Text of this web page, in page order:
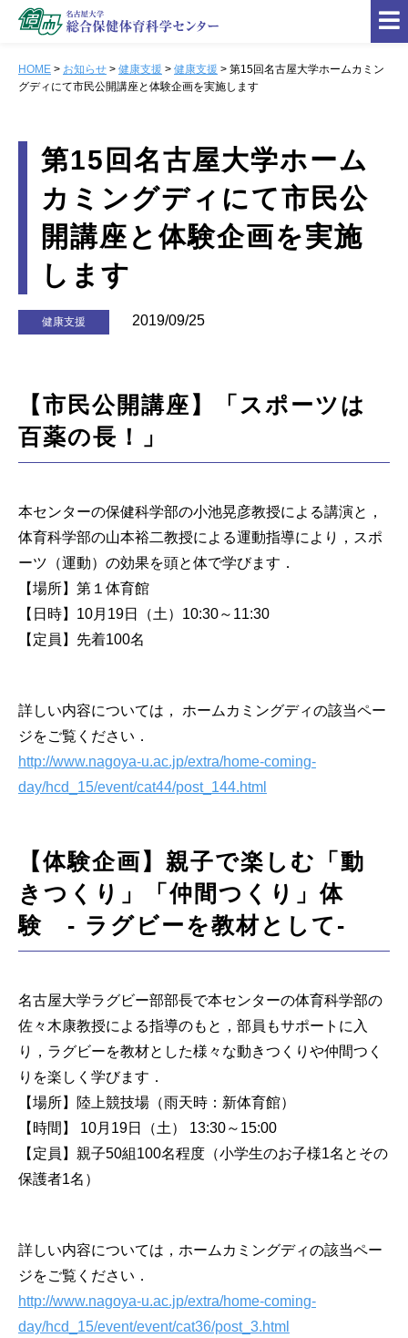
HOME > お知らせ > 健康支援 > 健康支援 > 第15回名古屋大学ホームカミン
グディにて市民公開講座と体験企画を実施します
第15回名古屋大学ホーム
カミングディにて市民公
開講座と体験企画を実施
します
健康支援 2019/09/25
【市民公開講座】「スポーツは
百薬の長！」
本センターの保健科学部の小池晃彦教授による講演と，
体育科学部の山本裕二教授による運動指導により，スポ
ーツ（運動）の効果を頭と体で学びます．
【場所】第１体育館
【日時】10月19日（土）10:30～11:30
【定員】先着100名
詳しい内容については， ホームカミングディの該当ペー
ジをご覧ください．
http://www.nagoya-u.ac.jp/extra/home-coming-
day/hcd_15/event/cat44/post_144.html
【体験企画】親子で楽しむ「動
きつくり」「仲間つくり」体
験 - ラグビーを教材として-
名古屋大学ラグビー部部長で本センターの体育科学部の
佐々木康教授による指導のもと，部員もサポートに入
り，ラグビーを教材とした様々な動きつくりや仲間つく
りを楽しく学びます．
【場所】陸上競技場（雨天時：新体育館）
【時間】 10月19日（土） 13:30～15:00
【定員】親子50組100名程度（小学生のお子様1名とその
保護者1名）
詳しい内容については，ホームカミングディの該当ペー
ジをご覧ください．
http://www.nagoya-u.ac.jp/extra/home-coming-
day/hcd_15/event/event/cat36/post_3.html
教育
健康支援
運動施設
保健管理室
アクセス